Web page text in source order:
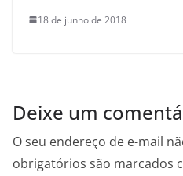
18 de junho de 2018
Deixe um
O seu endereço de e-mail
obrigatórios são marcados